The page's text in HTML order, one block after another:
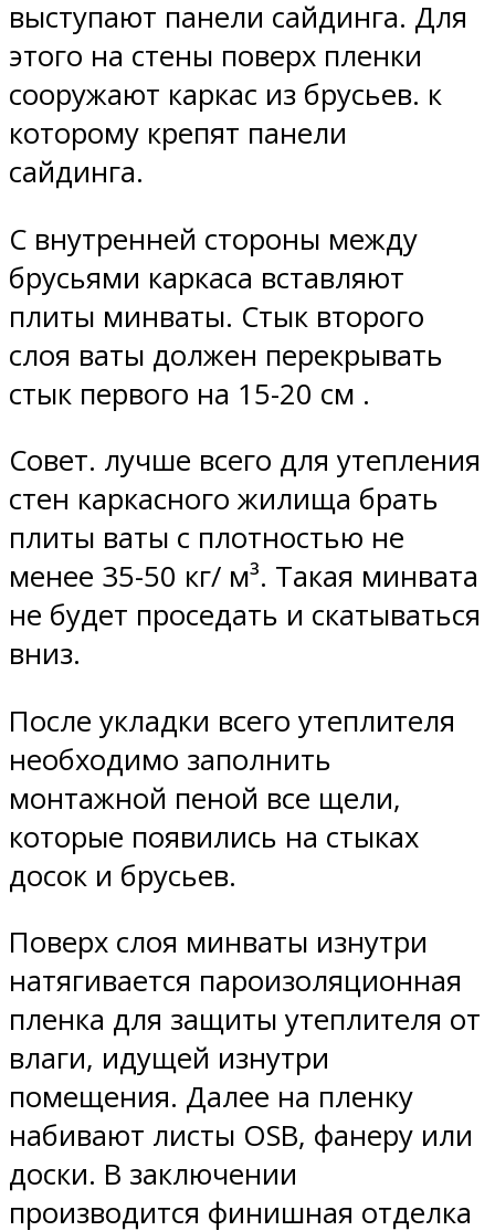
выступают панели сайдинга. Для
этого на стены поверх пленки
сооружают каркас из брусьев. к
которому крепят панели
сайдинга.
С внутренней стороны между
брусьями каркаса вставляют
плиты минваты. Стык второго
слоя ваты должен перекрывать
стык первого на 15-20 см .
Совет. лучше всего для утепления
стен каркасного жилища брать
плиты ваты с плотностью не
менее 35-50 кг/ м³. Такая минвата
не будет проседать и скатываться
вниз.
После укладки всего утеплителя
необходимо заполнить
монтажной пеной все щели,
которые появились на стыках
досок и брусьев.
Поверх слоя минваты изнутри
натягивается пароизоляционная
пленка для защиты утеплителя от
влаги, идущей изнутри
помещения. Далее на пленку
набивают листы OSB, фанеру или
доски. В заключении
производится финишная отделка